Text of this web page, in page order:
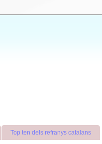
Top ten dels refranys catalans